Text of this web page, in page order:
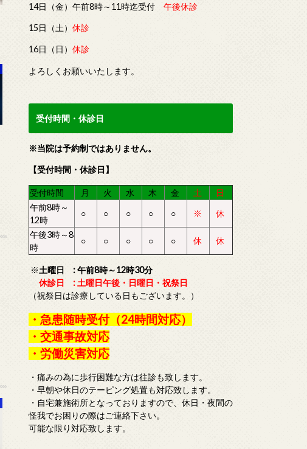
14日（金）午前8時～11時迄受付 午後休診
15日（土） 休診
16日（日） 休診
よろしくお願いいたします。
受付時間・休診日
※当院は予約制ではありません。
【受付時間・休診日】
受付時間 月 火 水 木 金 土
日
午前8時～
12時
○ ○ ○ ○ ○ ※ 休
午後3時～8
時
○ ○ ○ ○ ○ 休 休
※土曜日 : 午前8時～12時30分
休診日 : 土曜日午後・日曜日・祝祭日
（祝祭日は診療している日もございます。）
・急患随時受付（24時間対応）
・交通事故対応
・労働災害対応
・痛みの為に歩行困難な方は往診も致します。
・早朝や休日のテーピング処置も対応致します。
・自宅兼施術所となっておりますので、休日・夜間の
怪我でお困りの際はご連絡下さい。
可能な限り対応致します。